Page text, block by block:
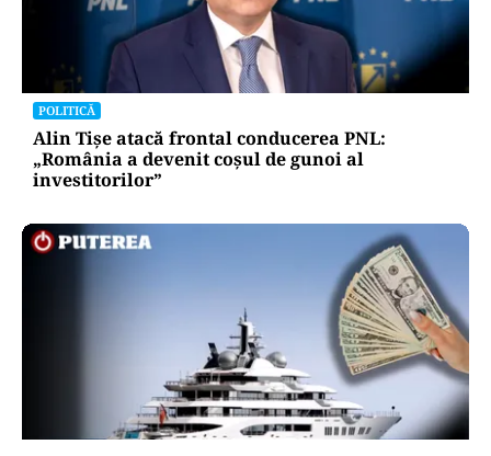
POLITICĂ
Alin Tișe atacă frontal conducerea PNL:
„România a devenit coșul de gunoi al
investitorilor”